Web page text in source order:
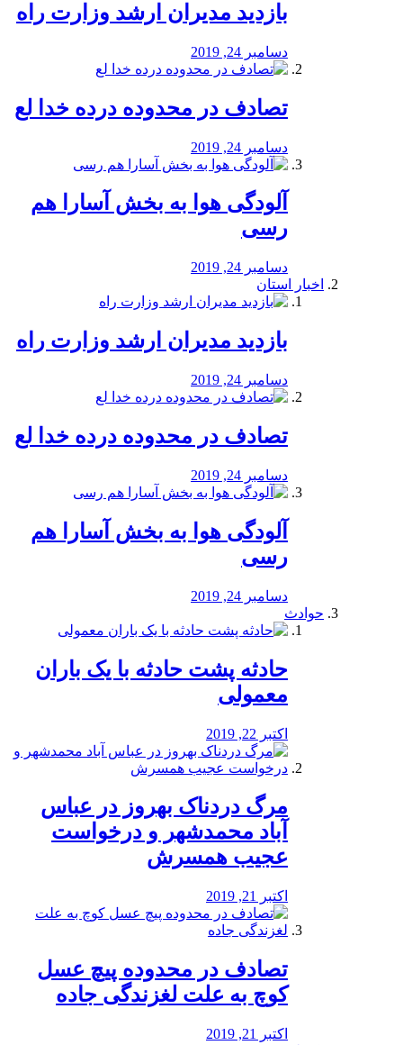
بازدید مدیران ارشد وزارت راه
دسامبر 24, 2019
تصادف در محدوده درده خدا لع
دسامبر 24, 2019
آلودگی هوا به بخش آسارا هم
رسی
دسامبر 24, 2019
اخبار استان
بازدید مدیران ارشد وزارت راه
دسامبر 24, 2019
تصادف در محدوده درده خدا لع
دسامبر 24, 2019
آلودگی هوا به بخش آسارا هم
رسی
دسامبر 24, 2019
حوادث
️حادثه پشت حادثه با یک باران
معمولی
اکتبر 22, 2019
مرگ دردناک بهروز در عباس
آباد محمدشهر و درخواست
عجیب همسرش
اکتبر 21, 2019
تصادف در محدوده پیچ عسل
کوچ به علت لغزندگی جاده
اکتبر 21, 2019